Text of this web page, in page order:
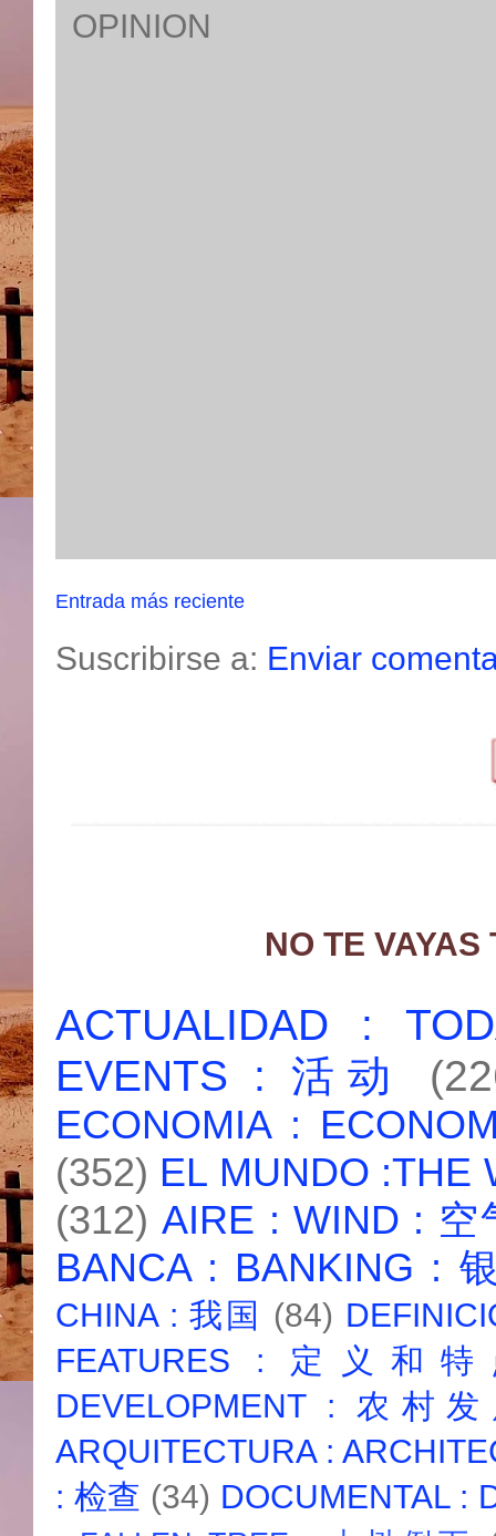
OPINION
Entrada más reciente
Suscribirse a: Enviar
NO TE
ACTUALIDAD :
EVENTS : 活动
ECONOMIA :
(352) EL MUNDO :THE
(312) AIRE : WIND : 空
BANCA : BANKING :
CHINA : 我国 (84)
FEATURES : 定义和
DEVELOPMENT : 农村
ARQUITECTURA :
: 检查 (34) DOCUMENTAL :